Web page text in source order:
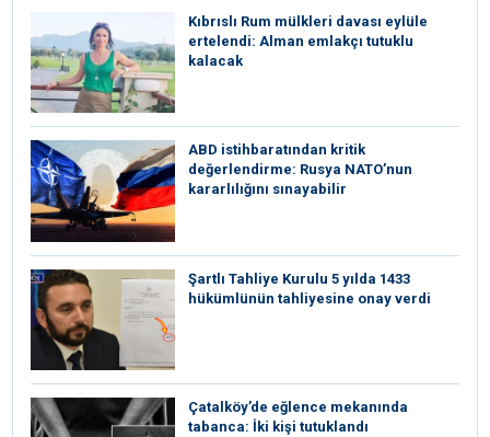
Kıbrıslı Rum mülkleri davası eylüle
ertelendi: Alman emlakçı tutuklu
kalacak
ABD istihbaratından kritik
değerlendirme: Rusya NATO’nun
kararlılığını sınayabilir
Şartlı Tahliye Kurulu 5 yılda 1433
hükümlünün tahliyesine onay verdi
Çatalköy’de eğlence mekanında
tabanca: İki kişi tutuklandı